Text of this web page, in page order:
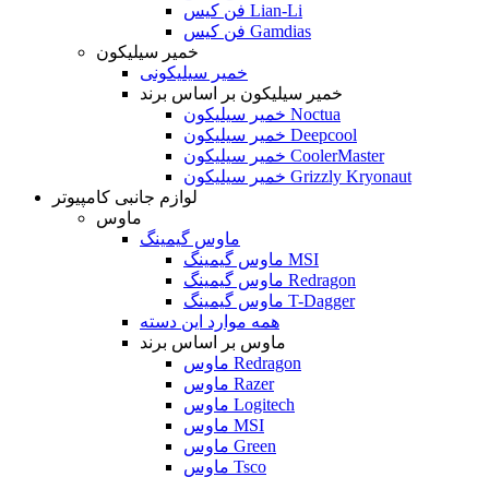
فن کیس Lian-Li
فن کیس Gamdias
خمیر سیلیکون
خمیر سیلیکونی
خمیر سیلیکون بر اساس برند
خمیر سیلیکون Noctua
خمیر سیلیکون Deepcool
خمیر سیلیکون CoolerMaster
خمیر سیلیکون Grizzly Kryonaut
لوازم جانبی کامپیوتر
ماوس
ماوس گیمینگ
ماوس گیمینگ MSI
ماوس گیمینگ Redragon
ماوس گیمینگ T-Dagger
همه موارد این دسته
ماوس بر اساس برند
ماوس Redragon
ماوس Razer
ماوس Logitech
ماوس MSI
ماوس Green
ماوس Tsco